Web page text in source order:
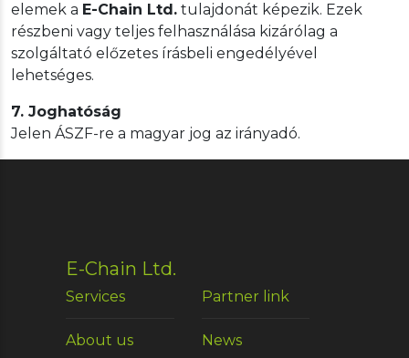
elemek a E-Chain Ltd. tulajdonát képezik. Ezek
részbeni vagy teljes felhasználása kizárólag a
szolgáltató előzetes írásbeli engedélyével
lehetséges.
7. Joghatóság
Jelen ÁSZF-re a magyar jog az irányadó.
E-Chain Ltd.
Services Partner link
About us News